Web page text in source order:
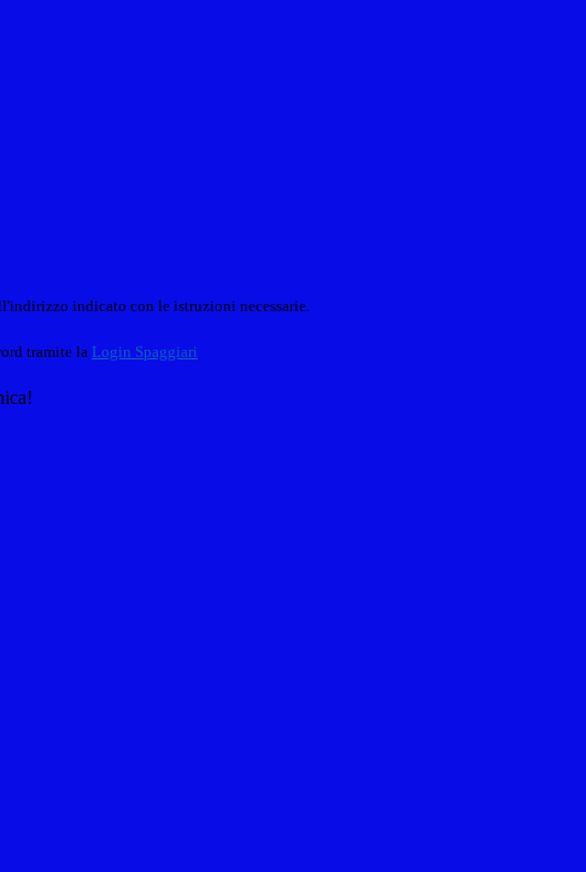
indicato con le istruzioni necessarie.
tramite la Login Spaggiari